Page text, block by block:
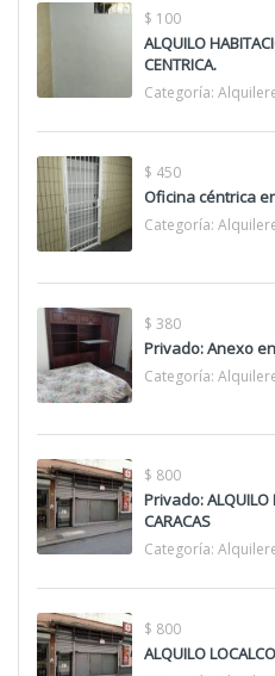
$ 100
ALQUILO
CENTRICA.
Categoría:
$ 450
Oficina céntrica
Categoría:
$ 380
Privado: Anexo
Categoría:
$ 800
Privado: ALQUILO
CARACAS
Categoría:
$ 800
ALQUILO